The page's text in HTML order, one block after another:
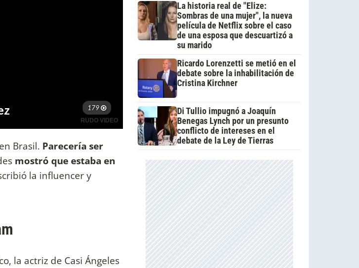
Brasil. Parecería ser
mostró que estaba en
la influencer y
la actriz de Casi Ángeles
La historia real de "Elize:
Sombras de una mujer", la nueva
película de Netflix sobre el caso
de una esposa que descuartizó a
su marido
Ricardo Lorenzetti se metió en el
debate sobre la inhabilitación de
Cristina Kirchner
Di Tullio impugnó a Joaquín
Benegas Lynch por un presunto
conflicto de intereses en el
debate de la Ley de Tierras